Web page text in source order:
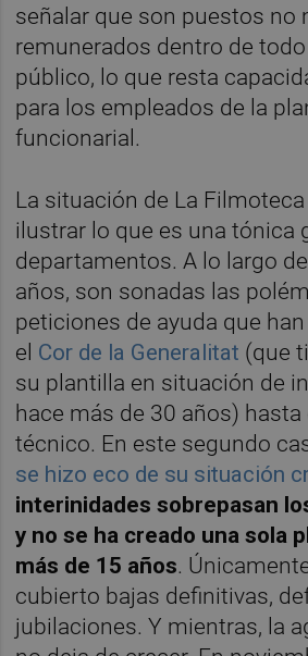
señalar que son puestos no
remunerados dentro de
público, lo que resta
para los empleados de la
funcionarial.
La situación de La
ilustrar lo que es una tónica
departamentos. A lo largo
años, son sonadas las
peticiones de ayuda que
el Cor de la Generalitat (que
su plantilla en situación de
hace más de 30 años) hasta
técnico. En este segundo
se hizo eco de su situación
interinidades sobrepasan
y no se ha creado una sola
más de 15 años.
cubierto bajas definitivas,
jubilaciones. Y mientras, la